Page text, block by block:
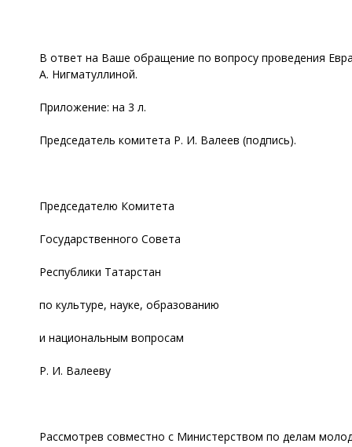
В ответ на Ваше обращение по вопросу проведения
А. Нигматуллиной.
Приложение: на 3 л.
Председатель комитета Р. И. Валеев (подпись).
Председателю Комитета
Государственного Совета
Республики Татарстан
по культуре, науке, образованию
и национальным вопросам
Р. И. Валееву
Рассмотрев совместно с Министерством по делам